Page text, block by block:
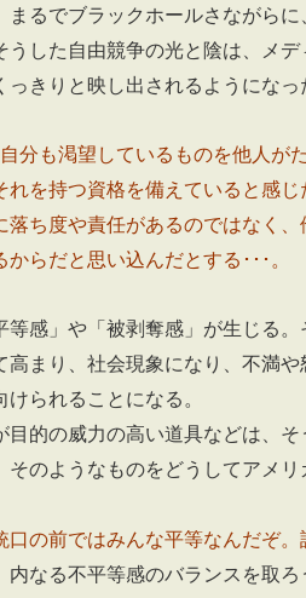
まるでブラックホールさながら
うした自由競争の光と陰は、メ
っきりと映し出されるようになっ
分も渇望しているものを他人が
れを持つ資格を備えていると感
落ち度や責任があるのではなく
らだと思い込んだとする･･･。
感」や「被剥奪感」が生じる。
高まり、社会現象になり、不満
られることになる。
目的の威力の高い道具などは、そ
そのようなものをどうしてアメ
口の前ではみんな平等なんだぞ。
内なる不平等感のバランスを取